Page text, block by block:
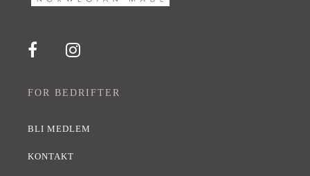
FOR BEDRIFTER
BLI MEDLEM
KONTAKT